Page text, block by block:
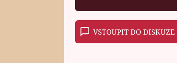
VSTOUPIT DO DISKUZE